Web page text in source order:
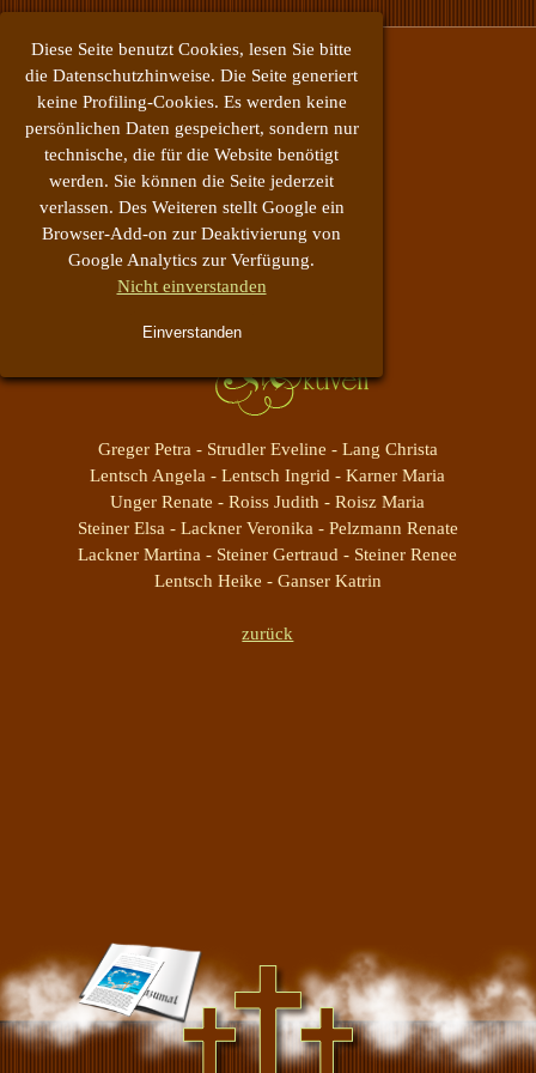
Diese Seite benutzt Cookies, lesen Sie bitte
die Datenschutzhinweise. Die Seite generiert
keine Profiling-Cookies. Es werden keine
persönlichen Daten gespeichert, sondern nur
technische, die für die Website benötigt
werden. Sie können die Seite jederzeit
verlassen. Des Weiteren stellt Google ein
Browser-Add-on zur Deaktivierung von
Google Analytics zur Verfügung.
Nicht einverstanden
Einverstanden
Direkt zum Seiteninhalt
Menü überspringen
Greger Petra - Strudler Eveline - Lang Christa
Lentsch Angela -Lentsch Ingrid -Karner Maria
Unger Renate -Roiss Judith -Roisz Maria
Steiner Elsa - Lackner Veronika - Pelzmann Renate
Lackner Martina - Steiner Gertraud - Steiner Renee
Lentsch Heike - Ganser Katrin
zurück